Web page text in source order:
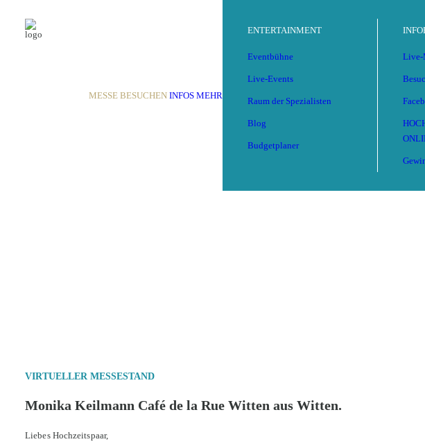
MESSE BESUCHEN INFOS MEHR
ENTERTAINMENT
Eventbühne
Live-Events
Raum der Spezialisten
Blog
Budgetplaner
Live-
VIRTUELLER MESSESTAND
Monika Keilmann Café de la Rue Witten aus Witten.
Liebes Hochzeitspaar,